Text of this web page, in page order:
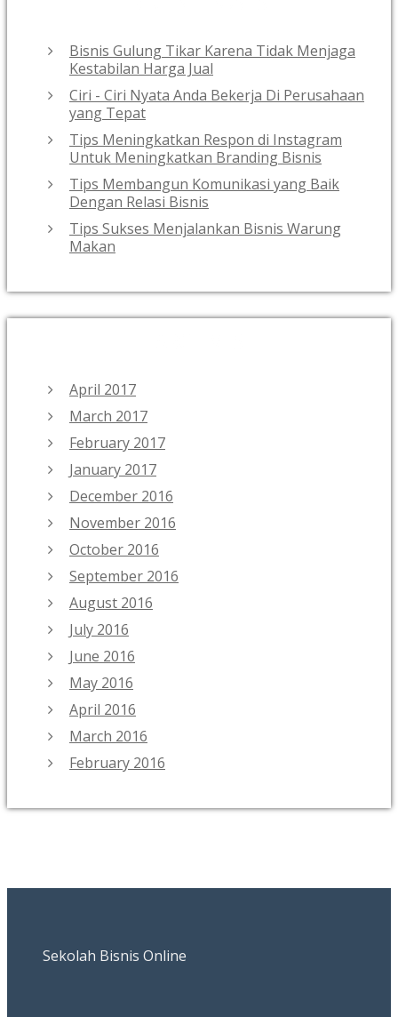
Bisnis Gulung Tikar Karena Tidak Menjaga
Kestabilan Harga Jual
Ciri - Ciri Nyata Anda Bekerja Di Perusahaan
yang Tepat
Tips Meningkatkan Respon di Instagram
Untuk Meningkatkan Branding Bisnis
Tips Membangun Komunikasi yang Baik
Dengan Relasi Bisnis
Tips Sukses Menjalankan Bisnis Warung
Makan
April 2017
March 2017
February 2017
January 2017
December 2016
November 2016
October 2016
September 2016
August 2016
July 2016
June 2016
May 2016
April 2016
March 2016
February 2016
Sekolah Bisnis Online